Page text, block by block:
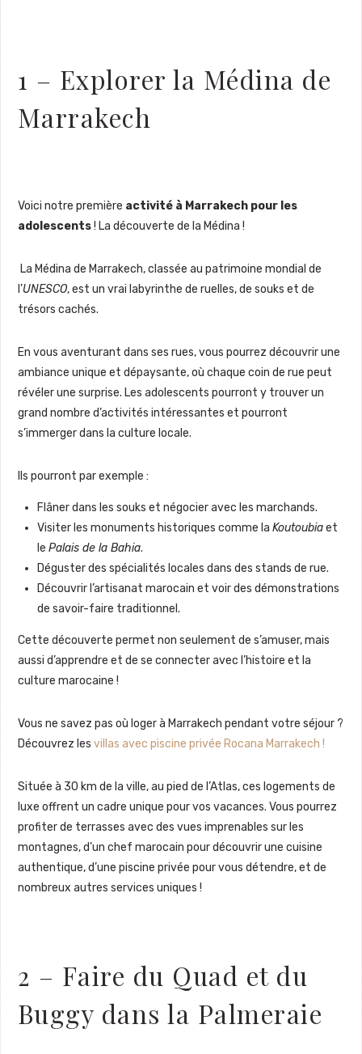
1 – Explorer la Médina de
Marrakech
Voici notre première activité à Marrakech pour les
adolescents! La découverte de la Médina !
La Médina de Marrakech, classée au patrimoine mondial de
l’UNESCO, est un vrai labyrinthe de ruelles, de souks et de
trésors cachés.
En vous aventurant dans ses rues, vous pourrez découvrir une
ambiance unique et dépaysante, où chaque coin de rue peut
révéler une surprise. Les adolescents pourront y trouver un
grand nombre d’activités intéressantes et pourront
s’immerger dans la culture locale.
Ils pourront par exemple :
Flâner dans les souks et négocier avec les marchands.
Visiter les monuments historiques comme la Koutoubiaet
le Palais de la Bahia.
Déguster des spécialités locales dans des stands de rue.
Découvrir l’artisanat marocain et voir des démonstrations
de savoir-faire traditionnel.
Cette découverte permet non seulement de s’amuser, mais
aussi d’apprendre et de se connecter avec l’histoire et la
culture marocaine !
Vous ne savez pas où loger à Marrakech pendant votre séjour ?
Découvrez les villas avec piscine privée Rocana Marrakech !
Située à 30 km de la ville, au pied de l’Atlas, ces logements de
luxe offrent un cadre unique pour vos vacances. Vous pourrez
profiter de terrasses avec des vues imprenables sur les
montagnes, d’un chef marocain pour découvrir une cuisine
authentique, d’une piscine privée pour vous détendre, et de
nombreux autres services uniques !
2 – Faire du Quad et du
Buggy dans la Palmeraie